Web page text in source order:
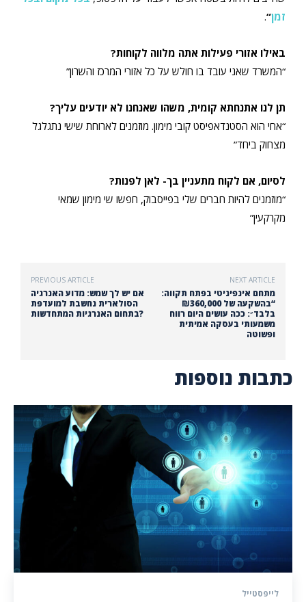
זמן“
.
באילו אזורי פעילות אתה מלווה לקוחות?
“המשרד שאני עובד בו חולש על כל אזורי המרכז והשרון”
תן לנו אתנחתא קומית, משהו שאנחנו לא יודעים עליך?
“אחי הוא הסטנדאפיסט קובי מימון. מוזמנים לארוחת שישי נתגלגל
מצחוק ביחד”
לסיום, אם לקוח מתעניין בך- לאן לפנות?
“מוזמנים להיות חברים שלי בפייסבוק, חפשו שי מימון שמאי
מקרקעין”
PREVIOUS ARTICLE
אם יש לך שמש: מדוע האנרגיה
הסולארית נחשבת למועדפת
בתחום האנרגיות המתחדשות?
NEXT ARTICLE
מתחם אינפיניטי בפתח תקווה:
“בהשקעה של ₪360,000
בלבד״: ככה עושים היום רווח
משמעותי בעסקה אמיתית
ופשוטה
כתבות נוספות
לייפסטייל